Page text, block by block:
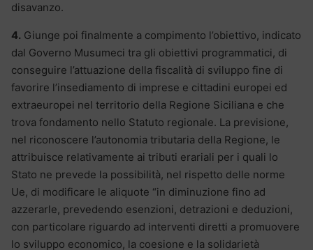
disavanzo.
4. Giunge poi finalmente a compimento l’obiettivo, indicato
dal Governo Musumeci tra gli obiettivi programmatici, di
conseguire l’attuazione della fiscalità di sviluppo fine di
favorire l’insediamento di imprese e cittadini europei ed
extraeuropei nel territorio della Regione Siciliana e che
trova fondamento nello Statuto regionale. La previsione,
nel riconoscere l’autonomia tributaria della Regione, le
attribuisce relativamente ai tributi erariali per i quali lo
Stato ne prevede la possibilità, nel rispetto delle norme
Ue, di modificare le aliquote “in diminuzione fino ad
azzerarle, prevedendo esenzioni, detrazioni e deduzioni,
con particolare riguardo ad interventi diretti a promuovere
lo sviluppo economico, la coesione e la solidarietà